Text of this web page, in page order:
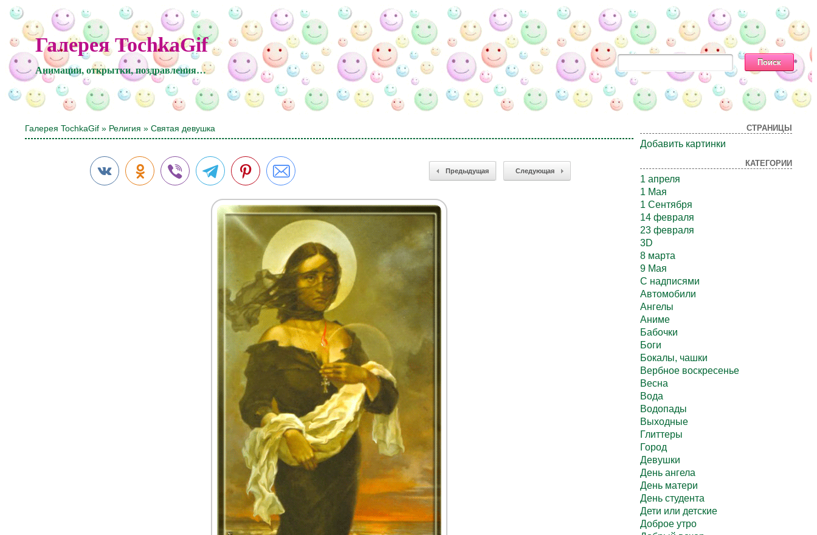
Галерея TochkaGif
Анимации, открытки, поздравления…
Галерея TochkaGif » Религия » Святая девушка
Предыдущая Следующая
СТРАНИЦЫ
Добавить картинки
КАТЕГОРИИ
1 апреля
1 Мая
1 Сентября
14 февраля
23 февраля
3D
8 марта
9 Мая
C надписями
Автомобили
Ангелы
Аниме
Бабочки
Боги
Бокалы, чашки
Вербное воскресенье
Весна
Вода
Водопады
Выходные
Глиттеры
Город
Девушки
День ангела
День матери
День студента
Дети или детские
Доброе утро